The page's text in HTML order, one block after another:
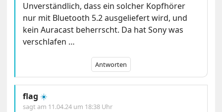
Unverständlich, dass ein solcher Kopfhörer
nur mit Bluetooth 5.2 ausgeliefert wird, und
kein Auracast beherrscht. Da hat Sony was
verschlafen …
Antworten
flag ☀️
sagt am 11.04.24 um 18:38 Uhr